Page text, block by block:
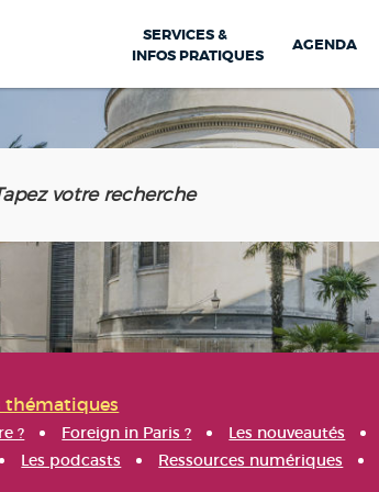
SERVICES &
INFOS PRATIQUES
AGENDA
thématiques
? Foreign in Paris ? Les nouveautés
Les podcasts Ressources numériques